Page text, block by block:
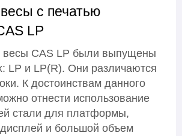
с печатью
LP
весы CAS LP были выпущены
LP и LP(R). Они различаются
К достоинствам данного
отнести использование
стали для платформы,
и большой объем